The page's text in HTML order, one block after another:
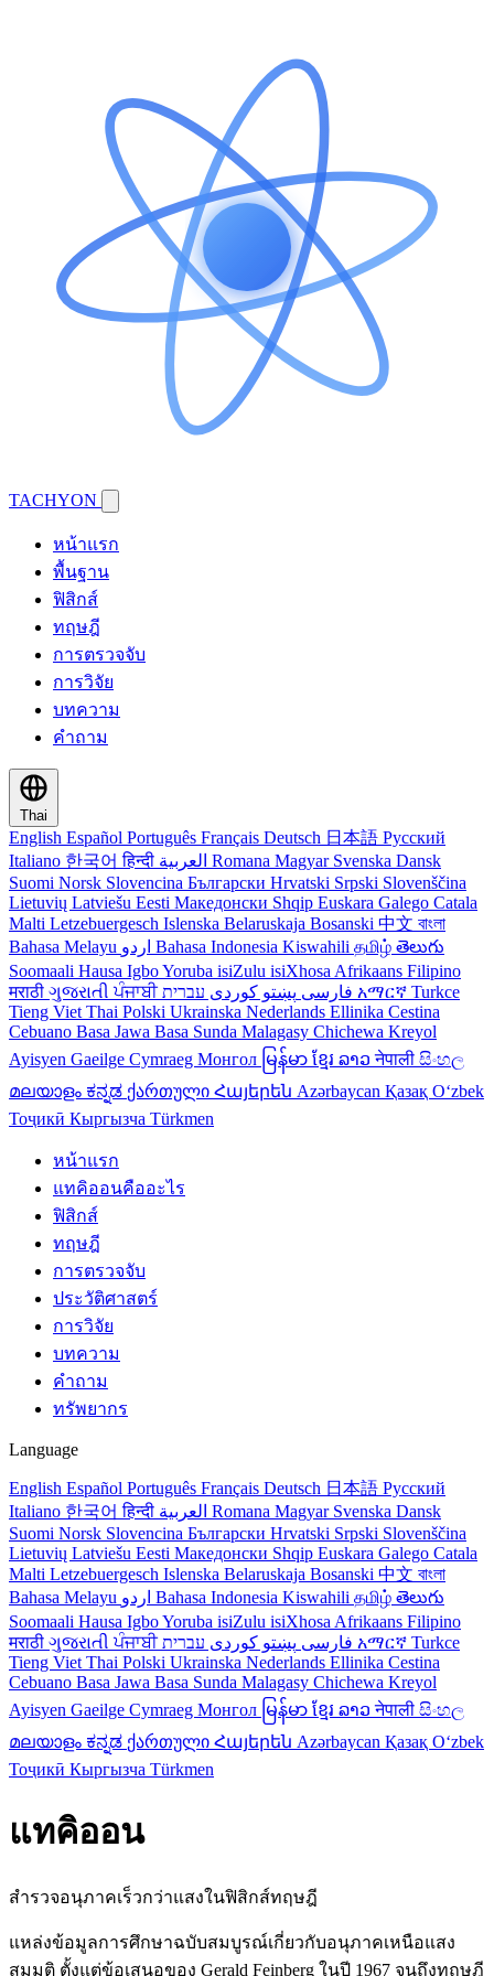
TACHYON
หน้าแรก
พื้นฐาน
ฟิสิกส์
ทฤษฎี
การตรวจจับ
การวิจัย
บทความ
คำถาม
Thai
English Español Português Français Deutsch 日本語 Русский
Italiano 한국어हिन्दी Romana Magyar Svenska Dansk
Suomi Norsk Slovencina Български Hrvatski Srpski Slovenščina
Lietuvių Latviešu Eesti Македонски Shqip Euskara Galego Catala
Malti Letzebuergesch Islenska Belaruskaja Bosanski 中文 বাংলা
Bahasa Melayu
Bahasa Indonesia Kiswahili தமிழ் తెలుగు
Soomaali Hausa IgboYoruba isiZulu isiXhosa Afrikaans Filipino
मराठी ગુજરાતીਪੰਜਾਬੀ فارسی پښتو کوردی አማርኛ Turkce
Tieng Viet Thai Polski Ukrainska Nederlands Ellinika Cestina
Cebuano Basa Jawa Basa Sunda Malagasy Chichewa Kreyol
Ayisyen Gaeilge Cymraeg Монгол မြန်မာ ខ្មែរ ລາວनेपाली සිංහල
മലയാളം ಕನ್ನಡ ქართული Հայերեն Azərbaycan Қазақ Oʻzbek
Тоҷикӣ Кыргызча Türkmen
หน้าแรก
แทคิออนคืออะไร
ฟิสิกส์
ทฤษฎี
การตรวจจับ
ประวัติศาสตร์
การวิจัย
บทความ
คำถาม
ทรัพยากร
Language
English Español Português Français Deutsch 日本語 Русский
Italiano 한국어हिन्दी Romana Magyar Svenska Dansk
Suomi Norsk Slovencina Български Hrvatski Srpski Slovenščina
Lietuvių Latviešu Eesti Македонски Shqip Euskara Galego Catala
Malti Letzebuergesch Islenska Belaruskaja Bosanski 中文 বাংলা
Bahasa Melayu
Bahasa Indonesia Kiswahili தமிழ் తెలుగు
Soomaali Hausa IgboYoruba isiZulu isiXhosa Afrikaans Filipino
मराठी ગુજરાતીਪੰਜਾਬੀ فارسی پښتو کوردی አማርኛ Turkce
Tieng Viet Thai Polski Ukrainska Nederlands Ellinika Cestina
Cebuano Basa Jawa Basa Sunda Malagasy Chichewa Kreyol
Ayisyen Gaeilge Cymraeg Монгол မြန်မာ ខ្មែរ ລາວनेपाली සිංහල
മലയാളം ಕನ್ನಡ ქართული Հայերեն Azərbaycan Қазақ Oʻzbek
Тоҷикӣ Кыргызча Türkmen
แทคิออน
สำรวจอนุภาคเร็วกว่าแสงในฟิสิกส์ทฤษฎี
แหล่งข้อมูลการศึกษาฉบับสมบูรณ์เกี่ยวกับอนุภาคเหนือแสง
สมมติ ตั้งแต่ข้อเสนอของ Gerald Feinberg ในปี 1967 จนถึงทฤษฎี